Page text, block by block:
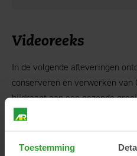
Toestemming
Videoreeks
In de volgende afleveringen
conserveren en verwerken van
bijdraagt aan een gezonde
Bekijk hier de volledige